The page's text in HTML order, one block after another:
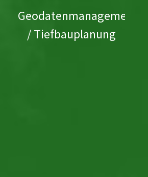
Geodatenmanagement
/ Tiefbauplanung